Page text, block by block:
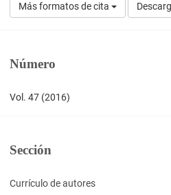
Más formatos de cita
Número
Vol. 47 (2016)
Sección
Currículo de autores